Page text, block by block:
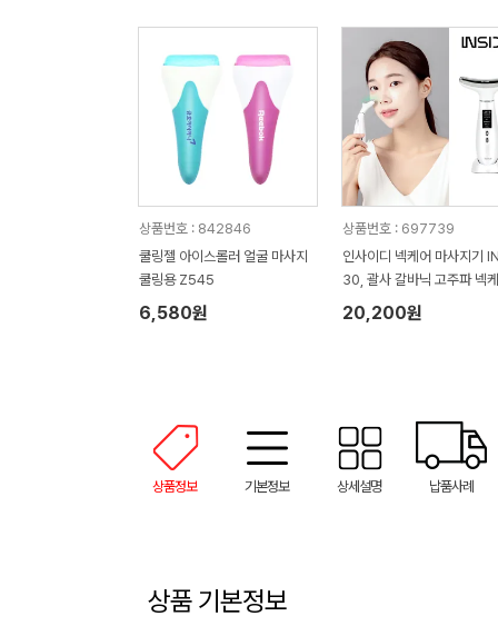
상품번호 : 842846
쿨링젤 아이스롤러 얼굴 마사지
쿨링용 Z545
6,580원
상품번호 : 697739
인사이디 넥케어 마사지기
30, 괄사 갈바닉 고주파 넥
마사지기
20,200원
상품정보 기본정보 상세설명 납품사례
상품 기본정보